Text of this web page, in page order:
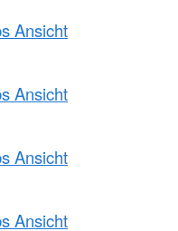
Ansicht
Ansicht
Ansicht
Ansicht